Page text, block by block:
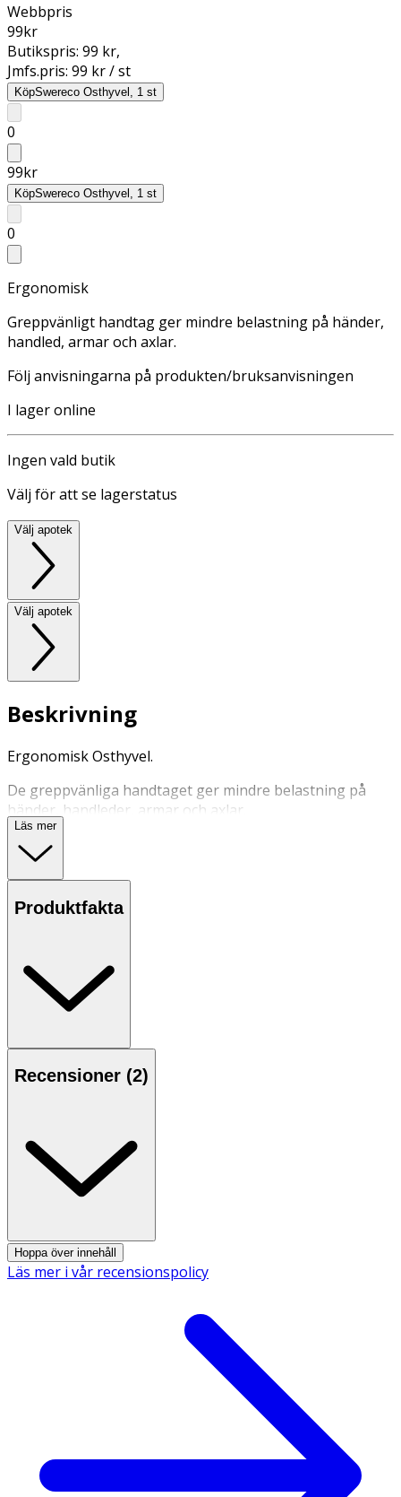
Webbpris
99kr
Butikspris: 99 kr,
Jmfs.pris: 99 kr / st
KöpSwereco Osthyvel, 1 st
0
99kr
KöpSwereco Osthyvel, 1 st
0
Ergonomisk
Greppvänligt handtag ger mindre belastning på händer,
handled, armar och axlar.
Följ anvisningarna på produkten/bruksanvisningen
I lager online
Ingen vald butik
Välj för att se lagerstatus
Välj apotek
Välj apotek
Beskrivning
Ergonomisk Osthyvel.
De greppvänliga handtaget ger mindre belastning på
händer, handleder, armar och axlar.
Passar personer med svaga handleder.
Bladlängd: 8 cm
Vikt: 0.8300 kg
Rengöring: Kan diskas i diskmaskin
Läs mer
Produktfakta
Recensioner (2)
Hoppa över innehåll
Läs mer i vår recensionspolicy